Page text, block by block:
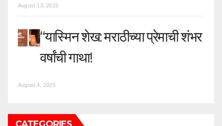
August 13, 2025
“यास्मिन शेख: मराठीच्या प्रेमाची शंभर
वर्षांची गाथा!
August 4, 2025